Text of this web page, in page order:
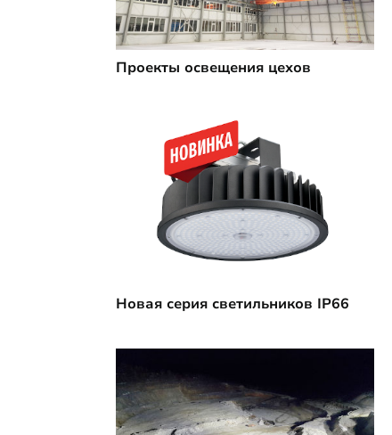
Проекты освещения цехов
Новая серия светильников IP66